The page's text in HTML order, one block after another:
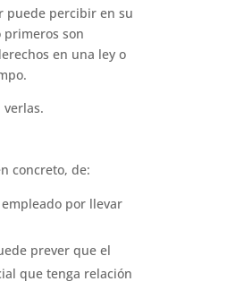
puede percibir en su
primeros son
en una ley o
verlas.
concreto, de:
por llevar
prever que el
que tenga relación